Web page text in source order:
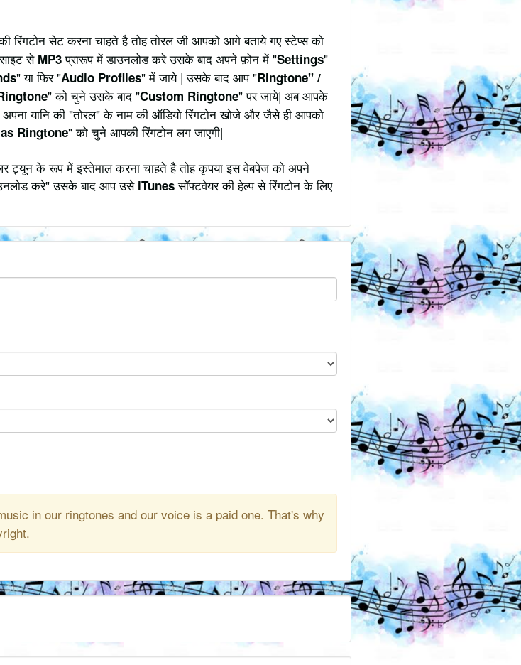
रिंगटोन सेट करना चाहते है तोह तोरल जी आपको आगे बताये गए स्टेप्स को
से MP3प्रारूप में डाउनलोड करे उसके बाद अपने फ़ोन में "Settings"
" या फिर "Audio Profiles" में जाये | उसके बाद आप "Ringtone" /
" को चुने उसके बाद "Custom Ringtone" पर जाये| अब आपके
अपना यानि की "तोरल" के नाम की ऑडियो रिंगटोन खोजे और जैसे ही आपको
Ringtone" को चुने आपकी रिंगटोन लग जाएगी|
ट्यून के रूप में इस्तेमाल करना चाहते है तोह कृपया इस वेबपेज को अपने
करे" उसके बाद आप उसे iTunesसॉफ्टवेयर की हेल्प से रिंगटोन के लिए
in our ringtones and our voice is a paid one. That's why